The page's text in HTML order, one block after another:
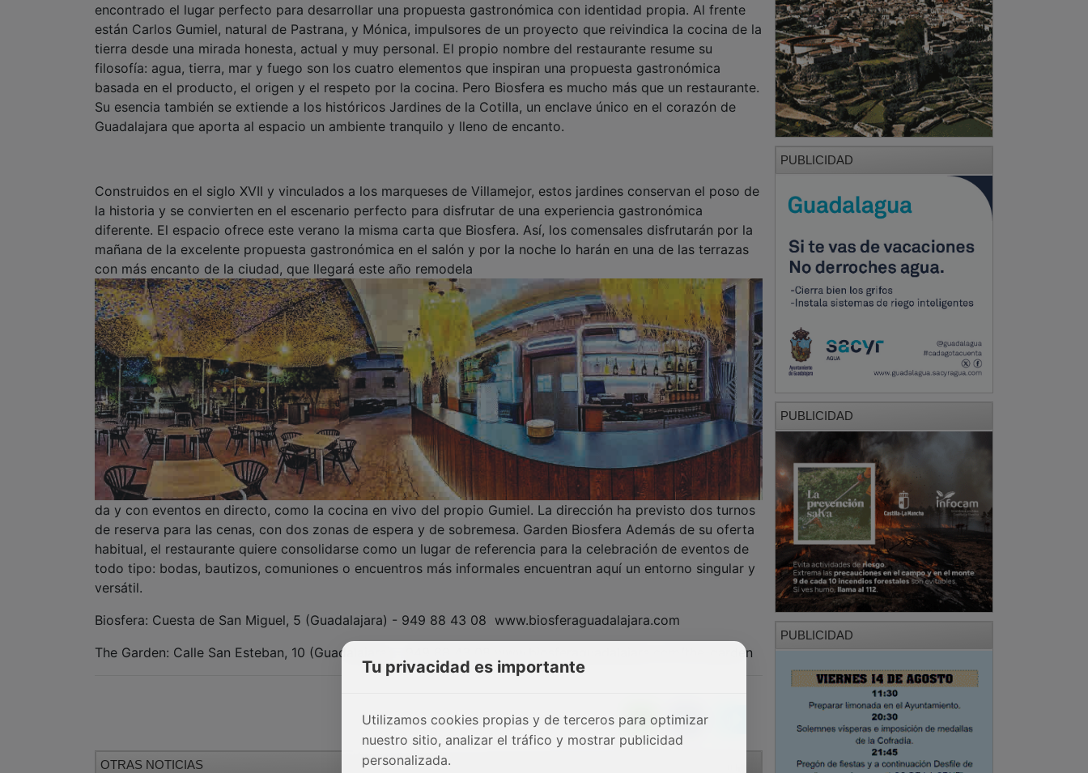
encontrado el lugar perfecto para desarrollar una propuesta gastronómica con identidad propia. Al frente
están Carlos Gumiel, natural de Pastrana, y Mónica, impulsores de un proyecto que reivindica la cocina de la
tierra desde una mirada honesta, actual y muy personal. El propio nombre del restaurante resume su
filosofía: agua, tierra, mar y fuego son los cuatro elementos que inspiran una propuesta gastronómica
basada en el producto, el origen y el respeto por la cocina. Pero Biosfera es mucho más que un restaurante.
Su esencia también se extiende a los históricos Jardines de la Cotilla, un enclave único en el corazón de
Guadalajara que aporta al espacio un ambiente tranquilo y lleno de encanto.
Construidos en el siglo XVII y vinculados a los marqueses de Villamejor, estos jardines conservan el poso de
la historia y se convierten en el escenario perfecto para disfrutar de una experiencia gastronómica
diferente. El espacio ofrece este verano la misma carta que Biosfera. Así, los comensales disfrutarán por la
mañana de la excelente propuesta gastronómica en el salón y por la noche lo harán en una de las terrazas
con más encanto de la ciudad, que llegará este año remodela
da y con eventos en directo, como la cocina en vivo del propio Gumiel. La dirección ha previsto dos turnos
de reserva para las cenas, con dos zonas de espera y de sobremesa. Garden Biosfera Además de su oferta
habitual, el restaurante quiere consolidarse como un lugar de referencia para la celebración de eventos de
todo tipo: bodas, bautizos, comuniones o encuentros más informales encuentran aquí un entorno singular y
versátil.
Biosfera: Cuesta de San Miguel, 5 (Guadalajara) - 949 88 43 08 www.biosferaguadalajara.com
The Garden: Calle San Esteban, 10 (Guadalajara) - 949 88 43 08 www.biosferaguadalajara.com/the-garden
OTRAS NOTICIAS
PUBLICIDAD
PUBLICIDAD
PUBLICIDAD
Tu privacidad es importante
Utilizamos cookies propias y de terceros para optimizar
nuestro sitio, analizar el tráfico y mostrar publicidad
personalizada.